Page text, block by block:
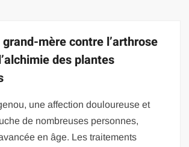
mère contre l’arthrose
des plantes
une affection douloureuse et
de nombreuses personnes,
en âge. Les traitements